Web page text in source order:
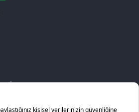
İçin Yıllık Vergi Beyannamesi